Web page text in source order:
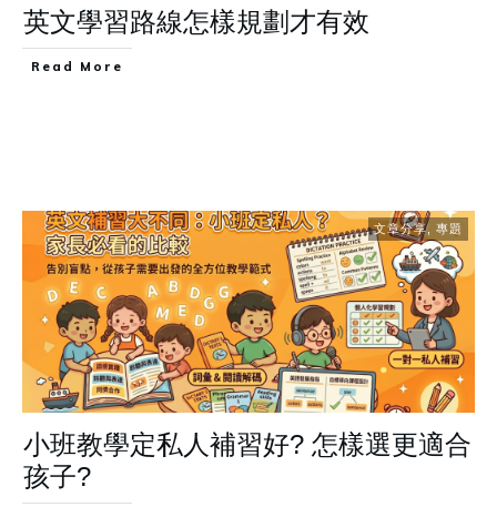
英文學習路線怎樣規劃才有效
Read More
文章分享, 專題
小班教學定私人補習好? 怎樣選更適合
孩子?